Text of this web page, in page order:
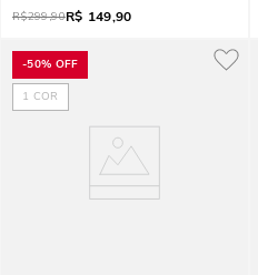
R$299,90R$ 149,90
-50% OFF
1 COR